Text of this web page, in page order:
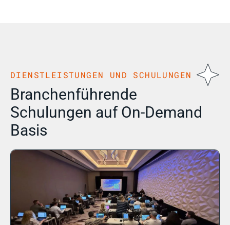
DIENSTLEISTUNGEN UND SCHULUNGEN
Branchenführende
Schulungen auf On-Demand
Basis